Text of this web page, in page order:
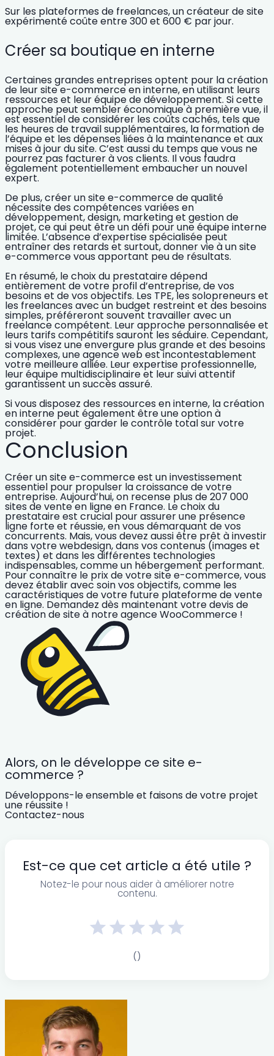
Sur les plateformes de freelances, un créateur de site
expérimenté coûte entre 300 et 600 € par jour.
Créer sa boutique en interne
Certaines grandes entreprises optent pour la création
de leur site e-commerce en interne, en utilisant leurs
ressources et leur équipe de développement. Si cette
approche peut sembler économique à première vue, il
est essentiel de considérer les coûts cachés, tels que
les heures de travail supplémentaires, la formation de
l’équipe et les dépenses liées à la maintenance et aux
mises à jour du site. C’est aussi du temps que vous ne
pourrez pas facturer à vos clients. Il vous faudra
également potentiellement embaucher un nouvel
expert.
De plus, créer un site e-commerce de qualité
nécessite des compétences variées en
développement, design, marketing et gestion de
projet, ce qui peut être un défi pour une équipe interne
limitée. L’absence d’expertise spécialisée peut
entraîner des retards et surtout, donner vie à un site
e-commerce vous apportant peu de résultats.
En résumé, le choix du prestataire dépend
entièrement de votre profil d’entreprise, de vos
besoins et de vos objectifs. Les TPE, les solopreneurs et
les freelances avec un budget restreint et des besoins
simples, préféreront souvent travailler avec un
freelance compétent. Leur approche personnalisée et
leurs tarifs compétitifs sauront les séduire. Cependant,
si vous visez une envergure plus grande et des besoins
complexes, une agence web est incontestablement
votre meilleure alliée. Leur expertise professionnelle,
leur équipe multidisciplinaire et leur suivi attentif
garantissent un succès assuré.
Si vous disposez des ressources en interne, la création
en interne peut également être une option à
considérer pour garder le contrôle total sur votre
projet.
Conclusion
Créer un site e-commerce est un investissement
essentiel pour propulser la croissance de votre
entreprise. Aujourd’hui, on recense plus de 207 000
sites de vente en ligne en France. Le choix du
prestataire est crucial pourassurer une présence
ligne forte et réussie, en vous démarquant de vos
concurrents. Mais, vous devez aussi être prêt à investir
dans votre webdesign, dans vos contenus (images et
textes) et dans les différentes technologies
indispensables, comme un hébergement performant.
Pourconnaître le prix de votre site e-commerce, vous
devez établir avec soin vos objectifs, comme les
caractéristiques de votre future plateforme de vente
en ligne. Demandez dès maintenant votre devis de
création de site à notre agence WooCommerce !
Alors, on le développe ce site e-
commerce ?
Développons-le ensemble et faisons de votre projet
une réussite !
Contactez-nous
Est-ce que cet article a été utile ?
Notez-le pour nous aider à améliorer notre
contenu.